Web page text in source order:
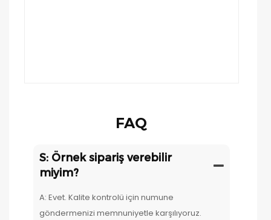
FAQ
S: Örnek sipariş verebilir
miyim?
A: Evet. Kalite kontrolü için numune
göndermenizi memnuniyetle karşılıyoruz.